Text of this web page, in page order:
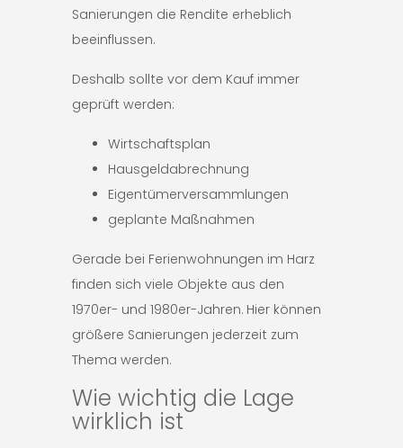
Sanierungen die Rendite erheblich
beeinflussen.
Deshalb sollte vor dem Kauf immer
geprüft werden:
Wirtschaftsplan
Hausgeldabrechnung
Eigentümerversammlungen
geplante Maßnahmen
Gerade bei Ferienwohnungen im Harz
finden sich viele Objekte aus den
1970er- und 1980er-Jahren. Hier können
größere Sanierungen jederzeit zum
Thema werden.
Wie wichtig die Lage
wirklich ist